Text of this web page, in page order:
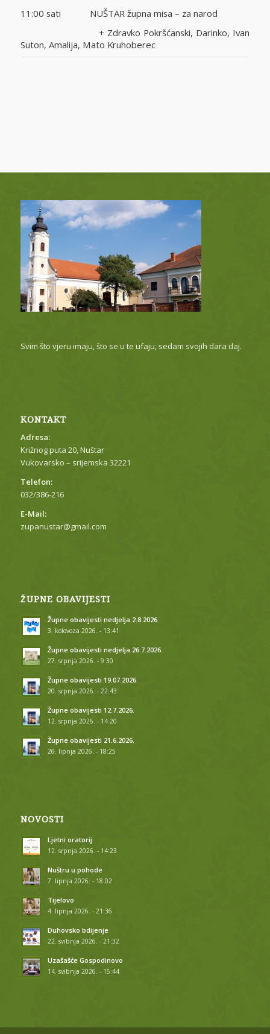
11:00 sati NUŠTAR župna misa – za narod
+ Zdravko Pokršćanski, Darinko, Ivan
Suton, Amalija, Mato Kruhoberec
Svim što vjeru imaju, što se u te ufaju, sedam svojih dara daj.
KONTAKT
Adresa:
Križnog puta 20, Nuštar
Vukovarsko – srijemska 32221
Telefon:
032/386-216
E-Mail:
zupanustar@gmail.com
ŽUPNE OBAVIJESTI
Župne obavijesti nedjelja 2.8.2026.
3. kolovoza 2026. - 13:41
Župne obavijesti nedjelja 26.7.2026.
27. srpnja 2026. - 9:30
Župne obavijesti 19.07.2026.
20. srpnja 2026. - 22:43
Župne obavijesti 12.7.2026.
12. srpnja 2026. - 14:20
Župne obavijesti 21.6.2026.
26. lipnja 2026. - 18:25
NOVOSTI
Ljetni oratorij
12. srpnja 2026. - 14:23
Nuštru u pohode
7. lipnja 2026. - 18:02
Tijelovo
4. lipnja 2026. - 21:36
Duhovsko bdijenje
22. svibnja 2026. - 21:32
Uzašašće Gospodinovo
14. svibnja 2026. - 15:44